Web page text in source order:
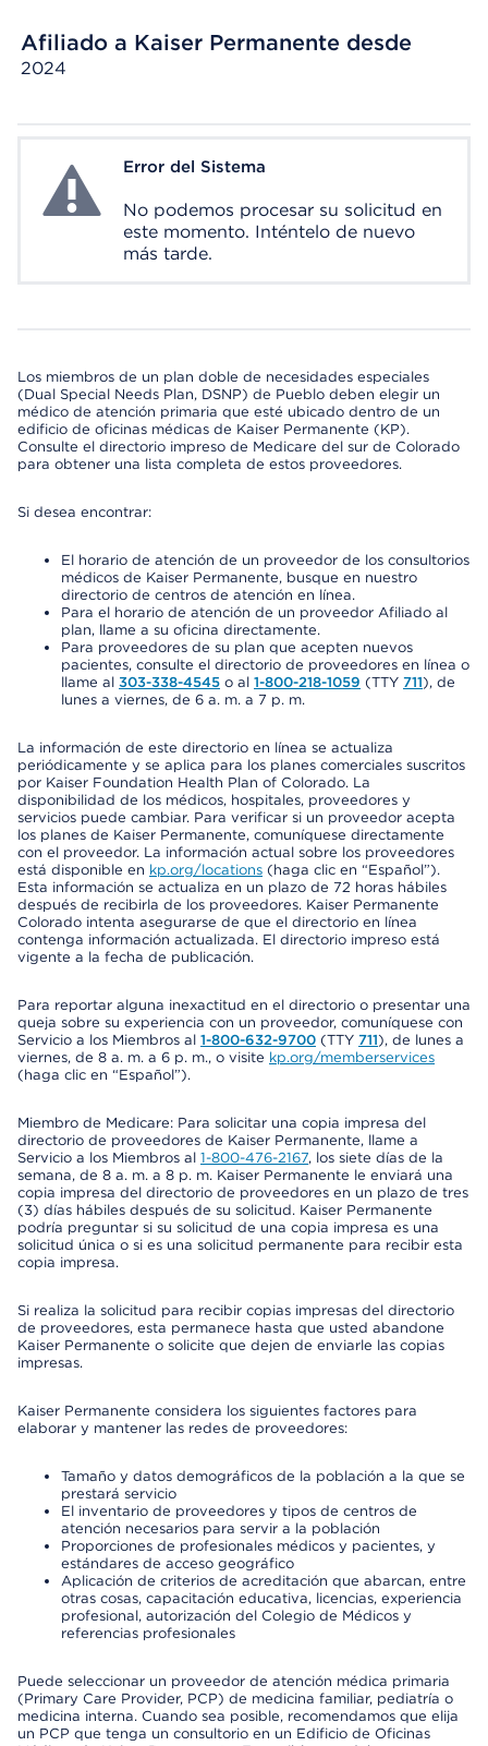
Afiliado a Kaiser Permanente desde
2024
System ErrorError del Sistema
No podemos procesar su solicitud en
este momento. Inténtelo de nuevo
más tarde.
Los miembros de un plan doble de necesidades especiales
(Dual Special Needs Plan, DSNP) de Pueblo deben elegir un
médico de atención primaria que esté ubicado dentro de un
edificio de oficinas médicas de Kaiser Permanente (KP).
Consulte el directorio impreso de Medicare del sur de Colorado
para obtener una lista completa de estos proveedores.
Si desea encontrar:
El horario de atención de un proveedor de los consultorios
médicos de Kaiser Permanente, busque en nuestro
directorio de centros de atención en línea.
Para el horario de atención de un proveedor Afiliado al
plan, llame a su oficina directamente.
Para proveedores de su plan que acepten nuevos
pacientes, consulte el directorio de proveedores en línea o
llame al 303-338-4545 o al 1-800-218-1059 (TTY 711), de
lunes a viernes, de 6 a. m. a 7 p. m.
La información de este directorio en línea se actualiza
periódicamente y se aplica para los planes comerciales suscritos
por Kaiser Foundation Health Plan of Colorado. La
disponibilidad de los médicos, hospitales, proveedores y
servicios puede cambiar. Para verificar si un proveedor acepta
los planes de Kaiser Permanente, comuníquese directamente
con el proveedor. La información actual sobre los proveedores
está disponible en kp.org/locations (haga clic en “Español”).
Esta información se actualiza en un plazo de 72 horas hábiles
después de recibirla de los proveedores. Kaiser Permanente
Colorado intenta asegurarse de que el directorio en línea
contenga información actualizada. El directorio impreso está
vigente a la fecha de publicación.
Para reportar alguna inexactitud en el directorio o presentar una
queja sobre su experiencia con un proveedor, comuníquese con
Servicio a los Miembros al 1-800-632-9700 (TTY 711), de lunes a
viernes, de 8 a. m. a 6 p. m., o visite kp.org/memberservices
(haga clic en “Español”).
Miembro de Medicare: Para solicitar una copia impresa del
directorio de proveedores de Kaiser Permanente, llame a
Servicio a los Miembros al 1-800-476-2167, los siete días de la
semana, de 8 a. m. a 8 p. m. Kaiser Permanente le enviará una
copia impresa del directorio de proveedores en un plazo de tres
(3) días hábiles después de su solicitud. Kaiser Permanente
podría preguntar si su solicitud de una copia impresa es una
solicitud única o si es una solicitud permanente para recibir esta
copia impresa.
Si realiza la solicitud para recibir copias impresas del directorio
de proveedores, esta permanece hasta que usted abandone
Kaiser Permanente o solicite que dejen de enviarle las copias
impresas.
Kaiser Permanente considera los siguientes factores para
elaborar y mantener las redes de proveedores:
Tamaño y datos demográficos de la población a la que se
prestará servicio
El inventario de proveedores y tipos de centros de
atención necesarios para servir a la población
Proporciones de profesionales médicos y pacientes, y
estándares de acceso geográfico
Aplicación de criterios de acreditación que abarcan, entre
otras cosas, capacitación educativa, licencias, experiencia
profesional, autorización del Colegio de Médicos y
referencias profesionales
Puede seleccionar un proveedor de atención médica primaria
(Primary Care Provider, PCP) de medicina familiar, pediatría o
medicina interna. Cuando sea posible, recomendamos que elija
un PCP que tenga un consultorio en un Edificio de Oficinas